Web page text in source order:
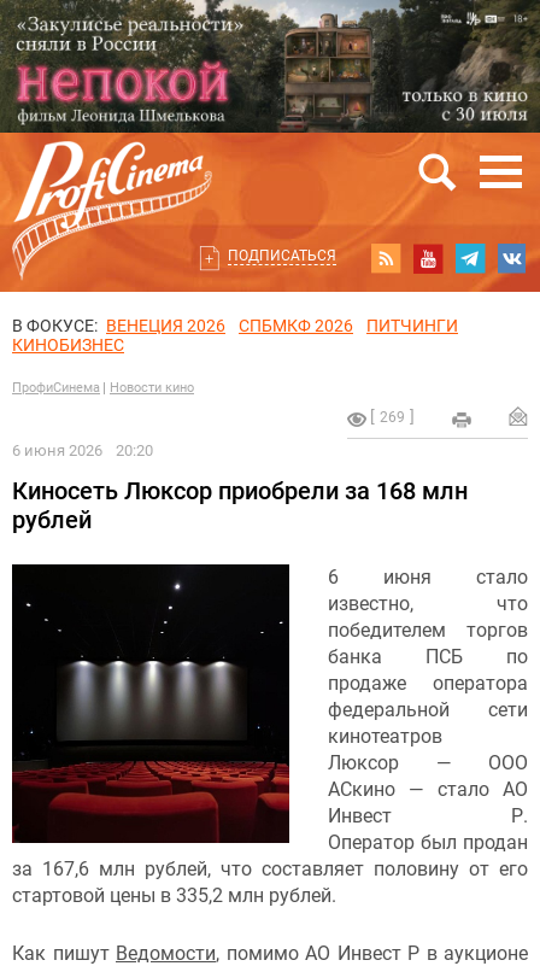
ПОДПИСАТЬСЯ
В ФОКУСЕ: ВЕНЕЦИЯ 2026 СПБМКФ 2026
ПИТЧИНГИ
КИНОБИЗНЕС
ПрофиСинема Новости кино
269
6 июня 2026 20:20
Киносеть Люксор приобрели за 168 млн
рублей
6 июня стало
известно, что
победителем торгов
банка ПСБ по
продаже оператора
федеральной сети
кинотеатров
Люксор — ООО
АСкино — стало АО
Инвест Р.
Оператор был продан
за 167,6 млн рублей, что составляет половину от его
стартовой цены в 335,2 млн рублей.
Как пишут Ведомости, помимо АО Инвест Р в аукционе